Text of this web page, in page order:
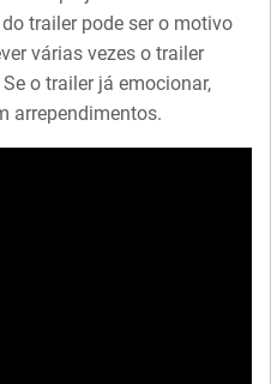
trailer pode ser o motivo
várias vezes o trailer
o trailer já emocionar,
arrependimentos.